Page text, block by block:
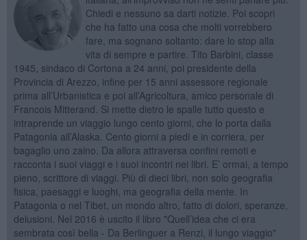
Chiedi e nessuno sa darti notizie. Poi scopri
che ha fatto una cosa che molti vorrebbero
fare, ma sognano soltanto: dare lo stop alla
vita di sempre e partire. Tito Barbini, classe
1945, sindaco di Cortona a 24 anni, poi presidente della
Provincia di Arezzo, infine per 15 anni assessore regionale
prima all’Urbanistica e poi all’Agricoltura, amico personale di
Francois Mitterand. Si mette dietro le spalle tutto questo e
intraprende un viaggio lungo cento giorni, che lo porta dalla
Patagonia all’Alaska. Cento giorni a piedi e in corriera, per
bagaglio uno zaino. Da allora attraversa confini remoti e
racconta i suoi viaggi e i suoi incontri nei libri. E’ ormai, a tempo
pieno, scrittore di viaggi. Più di dieci libri, non solo geografia
fisica, paesaggi e luoghi, ma geografia della mente. In
Patagonia o nel Tibet, un mondo altro, fatto di dolori, speranze,
delusioni. Nel 2016 è uscito il libro "Quell’idea che ci era
sembrata così bella - Da Berlinguer a Renzi, il lungo viaggio"